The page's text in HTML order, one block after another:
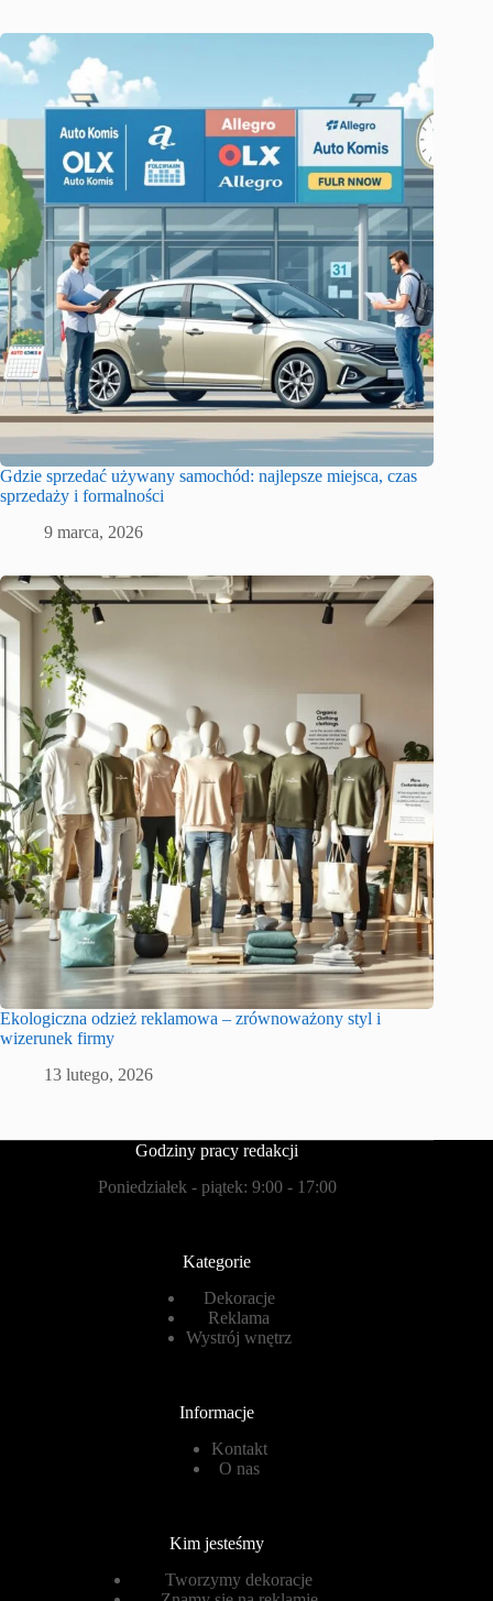
Gdzie sprzedać używany samochód: najlepsze miejsca, czas
sprzedaży i formalności
9 marca, 2026
Ekologiczna odzież reklamowa – zrównoważony styl i
wizerunek firmy
13 lutego, 2026
Godziny pracy redakcji
Poniedziałek - piątek: 9:00 - 17:00
Kategorie
Dekoracje
Reklama
Wystrój wnętrz
Informacje
Kontakt
O nas
Kim jesteśmy
Tworzymy dekoracje